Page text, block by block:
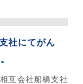
社にてがん
互会社船橋支社